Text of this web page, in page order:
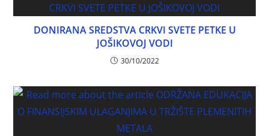
DONIRANA SREDSTVA CRKVI SVETE PETKE U
JOŠIKOVOJ VODI
30/10/2022